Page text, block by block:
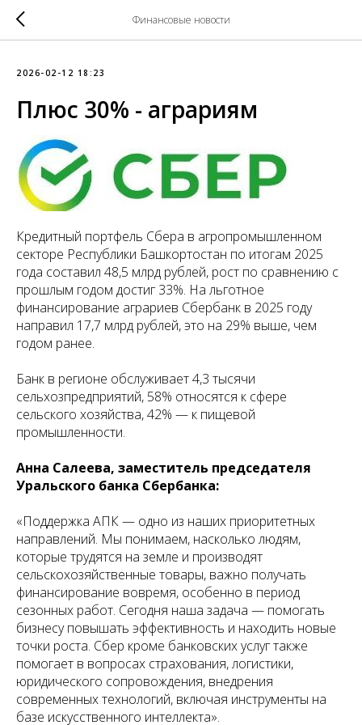
Финансовые новости
2026-02-12 18:23
Плюс 30% - аграриям
Кредитный портфель Сбера в агропромышленном
секторе Республики Башкортостан по итогам 2025
года составил 48,5 млрд рублей, рост по сравнению с
прошлым годом достиг 33%. На льготное
финансирование аграриев Сбербанк в 2025 году
направил 17,7 млрд рублей, это на 29% выше, чем
годом ранее.
Банк в регионе обслуживает 4,3 тысячи
сельхозпредприятий, 58% относятся к сфере
сельского хозяйства, 42% — к пищевой
промышленности.
Анна Салеева, заместитель председателя
Уральского банка Сбербанка:
«Поддержка АПК — одно из наших приоритетных
направлений. Мы понимаем, насколько людям,
которые трудятся на земле и производят
сельскохозяйственные товары, важно получать
финансирование вовремя, особенно в период
сезонных работ. Сегодня наша задача — помогать
бизнесу повышать эффективность и находить новые
точки роста. Сбер кроме банковских услуг также
помогает в вопросах страхования, логистики,
юридического сопровождения, внедрения
современных технологий, включая инструменты на
базе искусственного интеллекта».